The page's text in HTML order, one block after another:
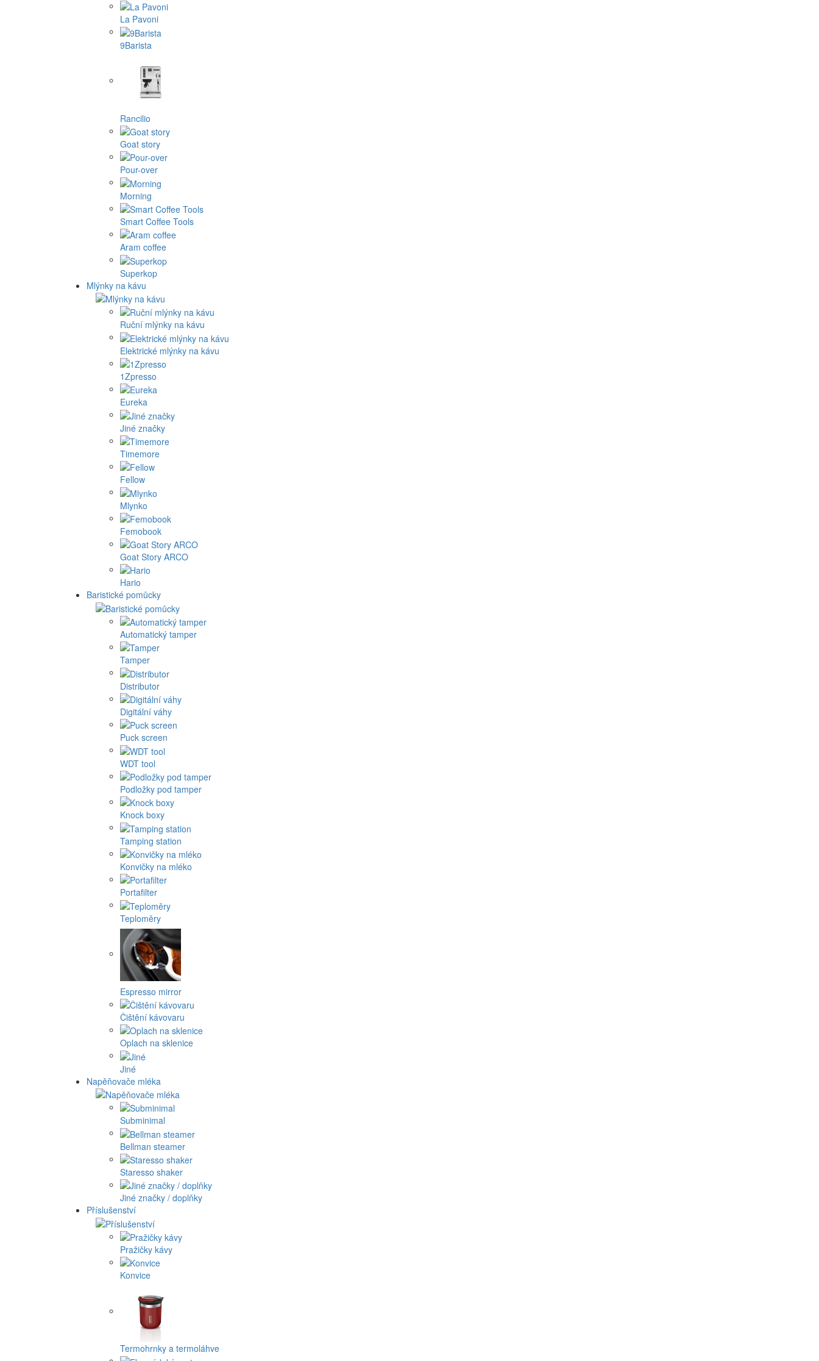
La Pavoni
9Barista
Rancilio
Goat story
Pour-over
Morning
Smart Coffee Tools
Aram coffee
Superkop
Mlýnky na kávu
Ruční mlýnky na kávu
Elektrické mlýnky na kávu
1Zpresso
Eureka
Jiné značky
Timemore
Fellow
Mlynko
Femobook
Goat Story ARCO
Hario
Baristické pomůcky
Automatický tamper
Tamper
Distributor
Digitální váhy
Puck screen
WDT tool
Podložky pod tamper
Knock boxy
Tamping station
Konvičky na mléko
Portafilter
Teploměry
Espresso mirror
Čištění kávovaru
Oplach na sklenice
Jiné
Napěňovače mléka
Subminimal
Bellman steamer
Staresso shaker
Jiné značky / doplňky
Příslušenství
Pražičky kávy
Konvice
Termohrnky a termoláhve